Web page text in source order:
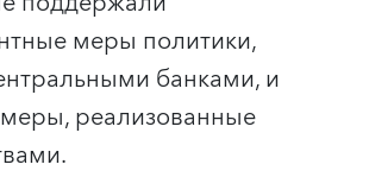
меры политики,
банками, и
реализованные